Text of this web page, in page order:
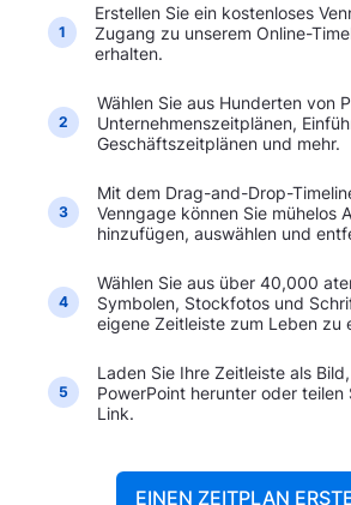
1
Erstellen Sie ein kostenloses
Zugang zu unserem Online-
erhalten.
2
Wählen Sie aus Hunderten von
Unternehmenszeitplänen,
Geschäftszeitplänen und mehr.
3
Mit dem Drag-and-Drop-
Venngage können Sie mühelos
hinzufügen, auswählen und
4
Wählen Sie aus über 40,000
Symbolen, Stockfotos und
eigene Zeitleiste zum Leben zu
5
Laden Sie Ihre Zeitleiste als
PowerPoint herunter oder teilen
Link.
EINEN ZEITPLAN